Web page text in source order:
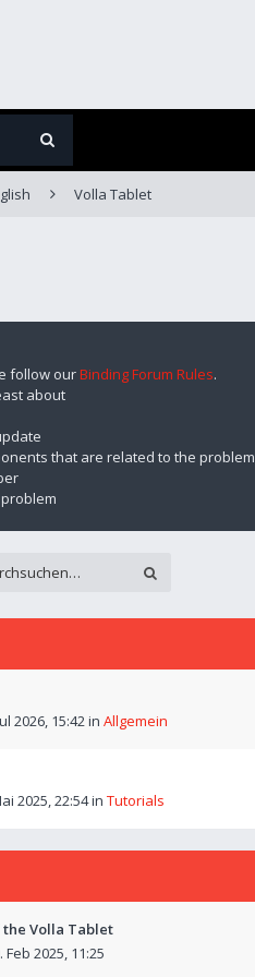
Volla Tablet
follow ourBinding Forum Rules.
about
that are related to the problem
2026, 15:42in Allgemein
2025, 22:54in Tutorials
Volla Tablet
Feb 2025, 11:25